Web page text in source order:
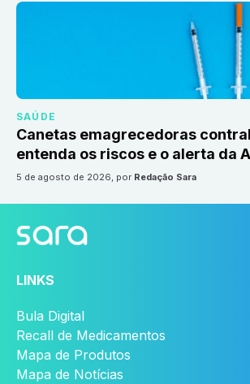
SAÚDE
Canetas emagrecedoras
entenda os riscos e o alerta da
5 de agosto de 2026, por Redação Sara
LINKS
Bula Digital
Recall de Medicamentos
Mapa de Produtos
Mapa de Notícias